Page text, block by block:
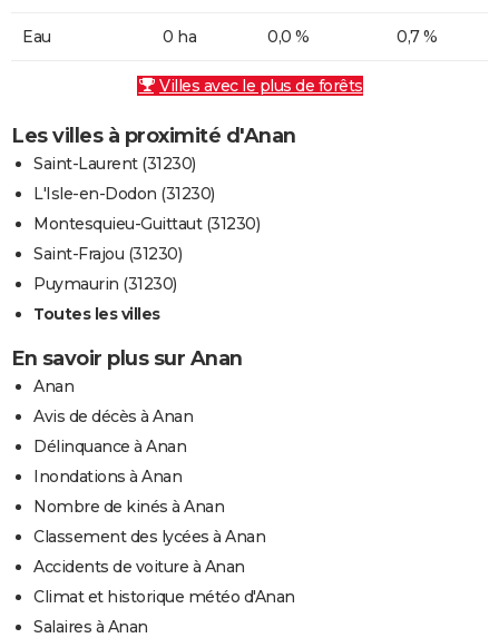
Eau 0 ha 0,0 % 0,7 %
Villes avec le plus de forêts
Les villes à proximité d'Anan
Saint-Laurent (31230)
L'Isle-en-Dodon (31230)
Montesquieu-Guittaut (31230)
Saint-Frajou (31230)
Puymaurin (31230)
Toutes les villes
En savoir plus sur Anan
Anan
Avis de décès à Anan
Délinquance à Anan
Inondations à Anan
Nombre de kinés à Anan
Classement des lycées à Anan
Accidents de voiture à Anan
Climat et historique météo d'Anan
Salaires à Anan